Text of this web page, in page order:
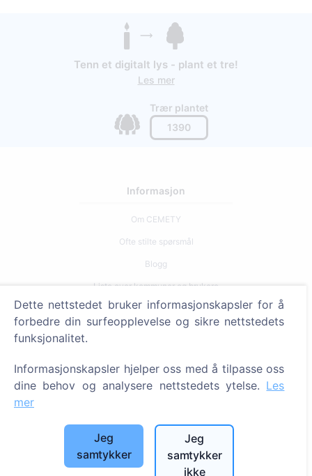
Tenn et digitalt lys - plant et tre!
Les mer
Trær plantet
1390
Informasjon
Om CEMETY
Ofte stilte spørsmål
Blogg
Liste over kommuner og brukere
Personvernerklæring
Betalingspolicy
Søk
Søk etter gravplasser
Tjenester
Dette nettstedet bruker informasjonskapsler for å
forbedre din surfeopplevelse og sikre nettstedets
funksjonalitet.
Informasjonskapsler hjelper oss med å tilpasse oss
dine behov og analysere nettstedets ytelse. Les
mer
Jeg
samtykker
Jeg
samtykker
ikke